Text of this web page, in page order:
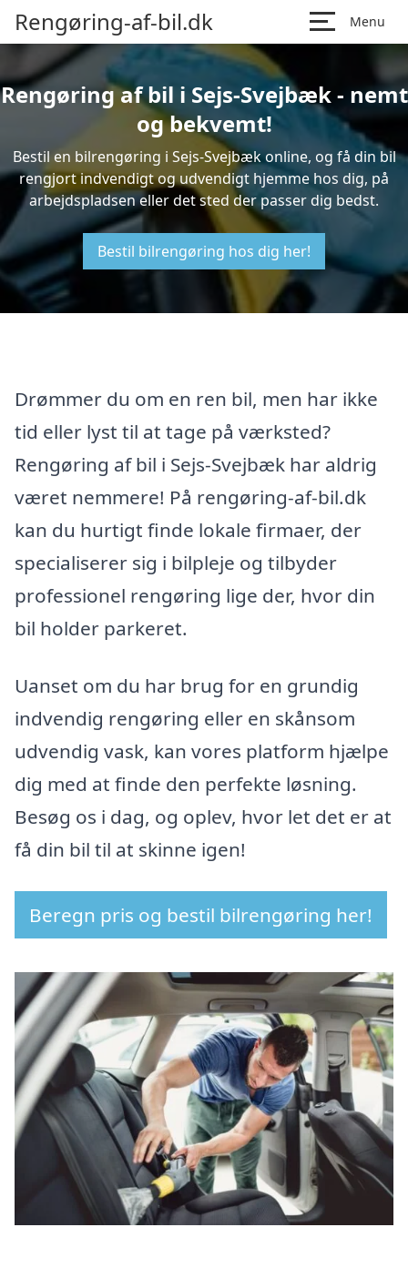
Rengøring-af-bil.dk Menu
Rengøring af bil i Sejs-Svejbæk - nemt
og bekvemt!
Bestil en bilrengøring i Sejs-Svejbæk online, og få din bil
rengjort indvendigt og udvendigt hjemme hos dig, på
arbejdspladsen eller det sted der passer dig bedst.
Bestil bilrengøring hos dig her!
Drømmer du om en ren bil, men har ikke
tid eller lyst til at tage på værksted?
Rengøring af bil i Sejs-Svejbæk har aldrig
været nemmere! På rengøring-af-bil.dk
kan du hurtigt finde lokale firmaer, der
specialiserer sig i bilpleje og tilbyder
professionel rengøring lige der, hvor din
bil holder parkeret.
Uanset om du har brug for en grundig
indvendig rengøring eller en skånsom
udvendig vask, kan vores platform hjælpe
dig med at finde den perfekte løsning.
Besøg os i dag, og oplev, hvor let det er at
få din bil til at skinne igen!
Beregn pris og bestil bilrengøring her!